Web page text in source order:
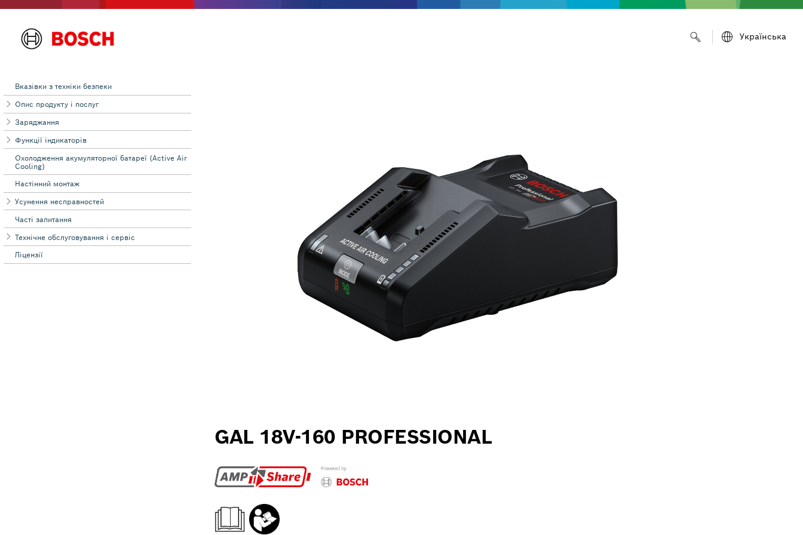
Українська
Вказівки з техніки безпеки
Опис продукту і послуг
Заряджання
Функції індикаторів
Охолодження акумуляторної батареї (Active Air
Cooling)
Настінний монтаж
Усунення несправностей
Часті запитання
Технічне обслуговування і сервіс
Ліцензії